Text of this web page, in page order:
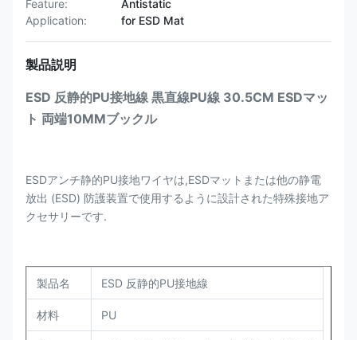
Feature:
Antistatic
Application:
for ESD Mat
製品説明
ESD 反静的PU接地線 黒直線PU線 30.5CM ESDマッ
ト 両端10MMブックル
ESDアンチ静的PU接地ワイヤは,ESDマットまたは他の静電
放出 (ESD) 防護装置で使用するように設計された特殊接地ア
クセサリーです.
製品名 ESD 反静的PU接地線
材料 PU